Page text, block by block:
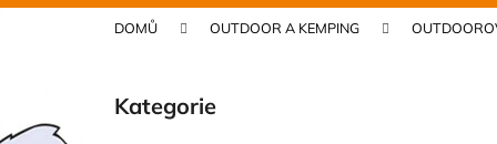
DOMŮ OUTDOOR A KEMPING
Přeskočit
kategorie
Kategorie